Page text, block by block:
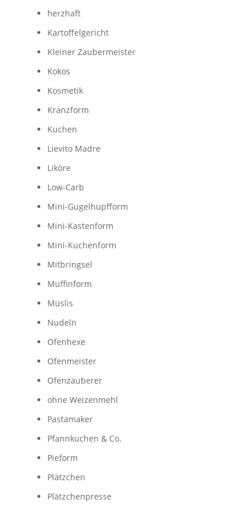
herzhaft
Kartoffelgericht
Kleiner Zaubermeister
Kokos
Kosmetik
Kranzform
Kuchen
Lievito Madre
Liköre
Low-Carb
Mini-Gugelhupfform
Mini-Kastenform
Mini-Kuchenform
Mitbringsel
Muffinform
Müslis
Nudeln
Ofenhexe
Ofenmeister
Ofenzauberer
ohne Weizenmehl
Pastamaker
Pfannkuchen & Co.
Pieform
Plätzchen
Plätzchenpresse